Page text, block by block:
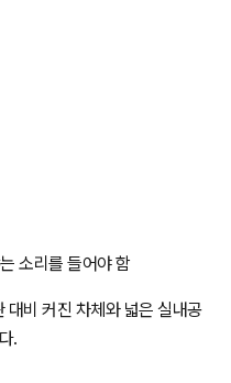
소리를 들어야 함
대비 커진 차체와 넓은 실내공
.